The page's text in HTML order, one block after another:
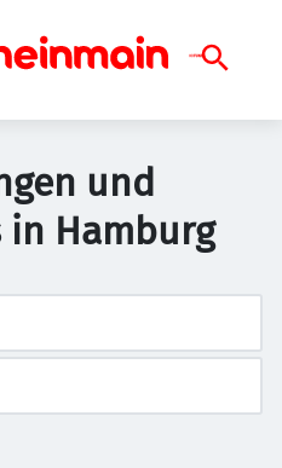
und
in Hamburg